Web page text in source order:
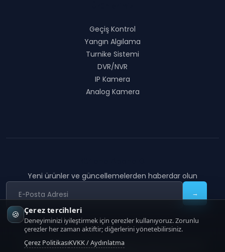
Geçiş Kontrol
Yangın Algılama
Turnike Sistemi
DVR/NVR
IP Kamera
Analog Kamera
Yeni ürünler ve güncellemelerden haberdar olun
→
COON TECHNOLOGY|Copyright2026
🍪 Çerez tercihleri
Deneyiminizi iyileştirmek için çerezler kullanıyoruz. Zorunlu
çerezler her zaman aktiftir; diğerlerini yönetebilirsiniz.
Çerez PolitikasıKVKK / Aydınlatma